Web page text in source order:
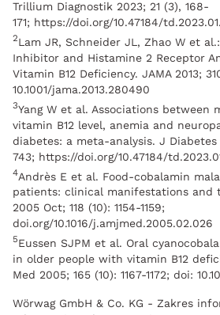
Trillium Diagnostik 2023; 21 (3), 168-
171; https://doi.org/10.47184/
2Lam JR, Schneider JL, Zhao W et
Inhibitor and Histamine 2 Receptor
Vitamin B12 Deficiency. JAMA 2013;
10.1001/jama.2013.280490
3Yang W et al. Associations between
vitamin B12 level, anemia and
diabetes: a meta-analysis. J Diabetes
743; https://doi.org/10.47184/
4Andrès E et al. Food-cobalamin
patients: clinical manifestations and
2005 Oct; 118 (10): 1154-1159;
doi.org/10.1016/j.amjmed.2005.02.026
5Eussen SJPM et al. Oral
in older people with vitamin B12
Med 2005; 165 (10): 1167-1172; doi:
Wörwag GmbH & Co. KG - Zakres